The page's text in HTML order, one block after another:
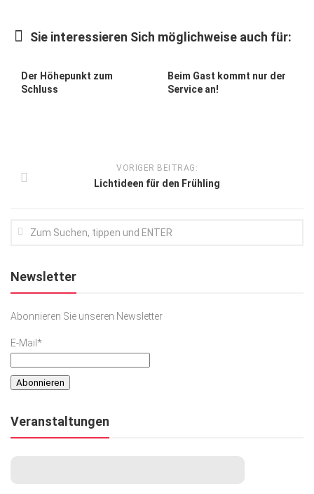
Sie interessieren Sich möglichweise auch für:
Der Höhepunkt zum
Schluss
Beim Gast kommt nur der
Service an!
VORIGER BEITRAG:
Lichtideen für den Frühling
Newsletter
Abonnieren Sie unseren Newsletter
E-Mail*
Veranstaltungen